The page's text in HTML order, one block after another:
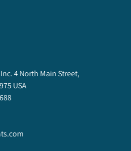
4 North Main Street,
USA